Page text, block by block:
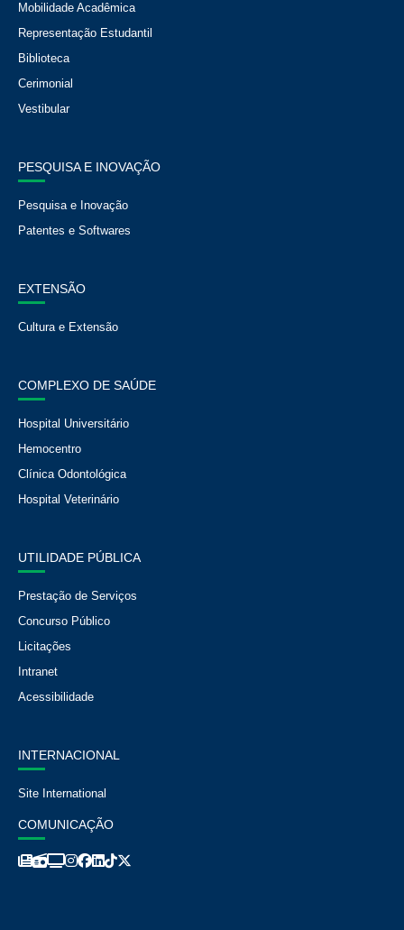
Mobilidade Acadêmica
Representação Estudantil
Biblioteca
Cerimonial
Vestibular
PESQUISA E INOVAÇÃO
Pesquisa e Inovação
Patentes e Softwares
EXTENSÃO
Cultura e Extensão
COMPLEXO DE SAÚDE
Hospital Universitário
Hemocentro
Clínica Odontológica
Hospital Veterinário
UTILIDADE PÚBLICA
Prestação de Serviços
Concurso Público
Licitações
Intranet
Acessibilidade
INTERNACIONAL
Site International
COMUNICAÇÃO